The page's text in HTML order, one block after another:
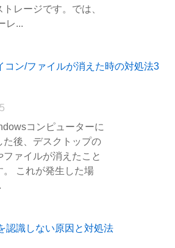
トレージです。では、
レ...
コン/ファイルが消えた時の対処法3
コンピューターに
た後、デスクトップの
ファイルが消えたこと
。 これが発生した場
認識しない原因と対処法